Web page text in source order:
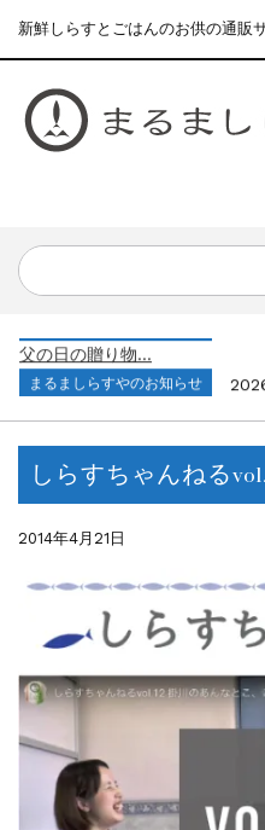
新鮮しらすとごはんのお供の通販
夏の贈り物...
まるましらすやのお知らせ
まるましらすやのお知らせ
生しらす、生桜えびの沖漬け...
まるましらすやのお知らせ
まるましらすやのお知らせ
まるましらすやのお知らせ
父の日の贈り物...
まるましらすやのお知らせ
生しらす、生桜えびの沖漬け...
まるましらすやのお知らせ
しらす、桜えび新漁始まりまし
まるましらすやのお知らせ
合格を❝しらす❞！！知らせよう
しらすちゃんねる
2014年4月21日